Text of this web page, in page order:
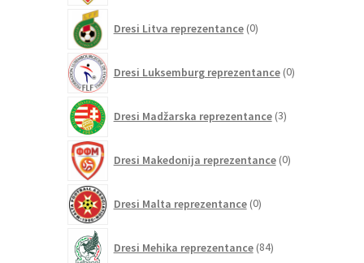
Dresi Litva reprezentance 0izdelkov
Dresi Luksemburg reprezentance 0izdelkov
Dresi Madžarska reprezentance 3izdelki
Dresi Makedonija reprezentance 0izdelkov
Dresi Malta reprezentance 0izdelkov
Dresi Mehika reprezentance 84izdelkov